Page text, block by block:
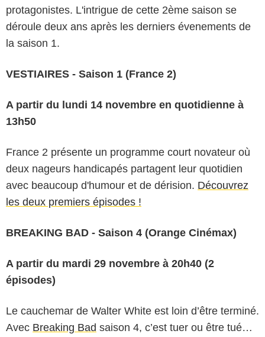
protagonistes. L'intrigue de cette 2ème saison se
déroule deux ans après les derniers évenements de
la saison 1.
VESTIAIRES - Saison 1 (France 2)
A partir du lundi 14 novembre en quotidienne à
13h50
France 2 présente un programme court novateur où
deux nageurs handicapés partagent leur quotidien
avec beaucoup d'humour et de dérision. Découvrez
les deux premiers épisodes !
BREAKING BAD - Saison 4 (Orange Cinémax)
A partir du mardi 29 novembre à 20h40 (2
épisodes)
Le cauchemar de Walter White est loin d’être terminé.
Avec Breaking Bad saison 4, c’est tuer ou être tué…